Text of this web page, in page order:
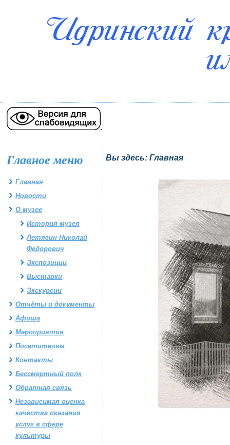
.
Главное меню
Главная
Новости
О музее
История музея
Летягин Николай
Федорович
Экспозиции
Выставки
Экскурсии
Отчёты и документы
Афиша
Мероприятия
Посетителям
Контакты
Бессмертный полк
Обратная связь
Независимая оценка
качества оказания
услуг в сфере
культуры
Вы здесь: Главная